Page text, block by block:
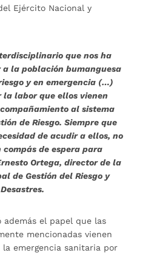
Ejército Nacional y
que nos ha
la población bumanguesa
y en emergencia (…)
la labor que ellos vienen
al sistema
de Riesgo. Siempre que
de acudir a ellos, no
de espera para
Ortega, director de la
de Gestión del Riesgo y
Desastres.
el papel que las
mencionadas vienen
emergencia sanitaria por